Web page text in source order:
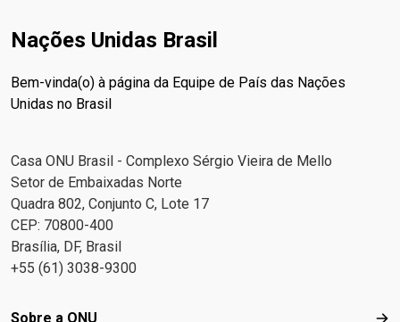
Nações Unidas Brasil
Bem-vinda(o) à página da Equipe de País das Nações
Unidas no Brasil
Casa ONU Brasil - Complexo Sérgio Vieira de Mello
Setor de Embaixadas Norte
Quadra 802, Conjunto C, Lote 17
CEP: 70800-400
Brasília, DF, Brasil
+55 (61) 3038-9300
Footer menu
Sobre a ONU